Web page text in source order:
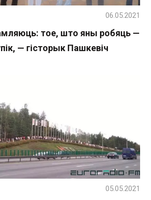
тое, што яны робяць —
— гісторык Пашкевіч
06.05.2021
05.05.2021